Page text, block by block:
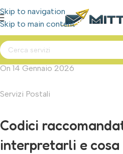
Skip to navigation
Skip to main content
On 14 Gennaio 2026
Servizi Postali
Codici
interpretarli e